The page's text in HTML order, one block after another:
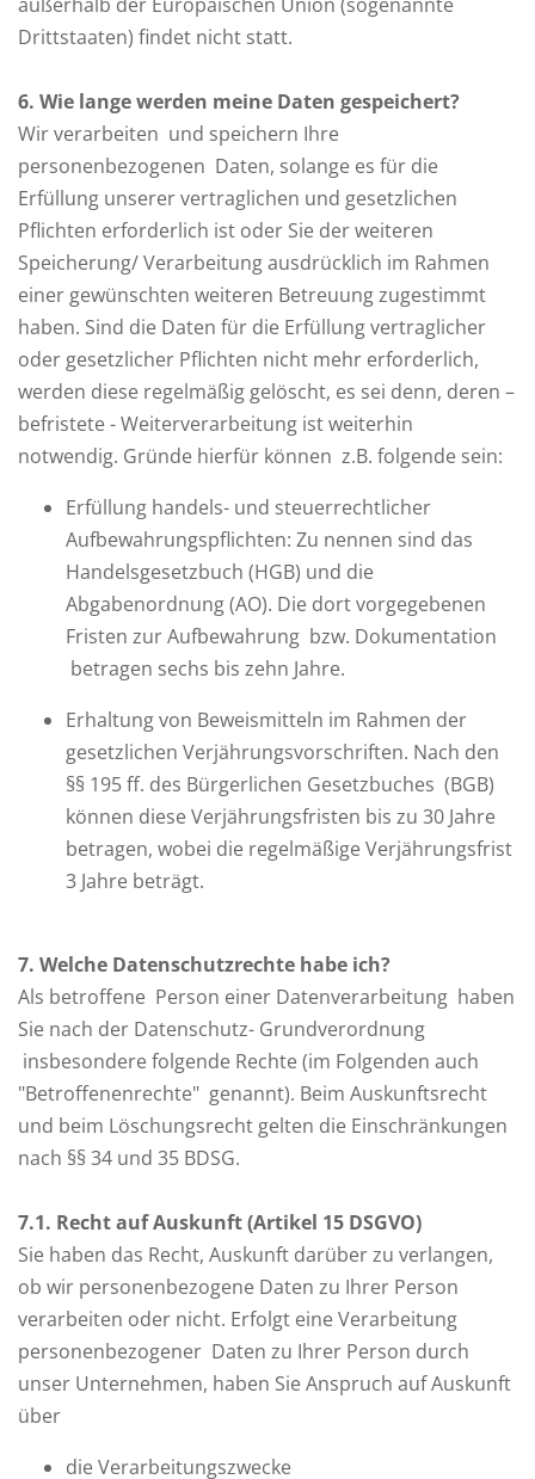
Drittstaaten) findet nicht statt.
6. Wie lange werden meine Daten gespeichert?
Wir verarbeiten und speichern Ihre
personenbezogenen Daten, solange es für die
Erfüllung unserer vertraglichen und gesetzlichen
Pflichten erforderlich ist oder Sie der weiteren
Speicherung/ Verarbeitung ausdrücklich im Rahmen
einer gewünschten weiteren Betreuung zugestimmt
haben. Sind die Daten für die Erfüllung vertraglicher
oder gesetzlicher Pflichten nicht mehr erforderlich,
werden diese regelmäßig gelöscht, es sei denn, deren –
befristete - Weiterverarbeitung ist weiterhin
notwendig. Gründe hierfür können z.B. folgende sein:
Erfüllung handels- und steuerrechtlicher
Aufbewahrungspflichten: Zu nennen sind das
Handelsgesetzbuch (HGB) und die
Abgabenordnung (AO). Die dort vorgegebenen
Fristen zur Aufbewahrung bzw. Dokumentation
betragen sechs bis zehn Jahre.
Erhaltung von Beweismitteln im Rahmen der
gesetzlichen Verjährungsvorschriften. Nach den
§§ 195 ff. des Bürgerlichen Gesetzbuches (BGB)
können diese Verjährungsfristen bis zu 30 Jahre
betragen, wobei die regelmäßige Verjährungsfrist
3 Jahre beträgt.
7. Welche Datenschutzrechte habe ich?
Als betroffene Person einer Datenverarbeitung haben
Sie nach der Datenschutz- Grundverordnung
insbesondere folgende Rechte (im Folgenden auch
"Betroffenenrechte" genannt). Beim Auskunftsrecht
und beim Löschungsrecht gelten die Einschränkungen
nach §§ 34 und 35 BDSG.
7.1. Recht auf Auskunft (Artikel 15 DSGVO)
Sie haben das Recht, Auskunft darüber zu verlangen,
ob wir personenbezogene Daten zu Ihrer Person
verarbeiten oder nicht. Erfolgt eine Verarbeitung
personenbezogener Daten zu Ihrer Person durch
unser Unternehmen, haben Sie Anspruch auf Auskunft
über
die Verarbeitungszwecke